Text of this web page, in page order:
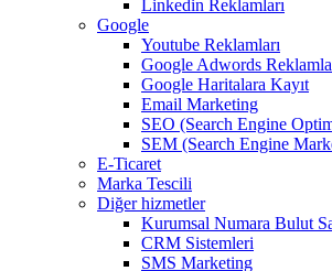
Linkedin Reklamları
Google
Youtube Reklamları
Google Adwords
Google Haritalara Kayıt
Email Marketing
SEO (Search Engine
SEM (Search Engine
E-Ticaret
Marka Tescili
Diğer hizmetler
Kurumsal Numara Bulut
CRM Sistemleri
SMS Marketing